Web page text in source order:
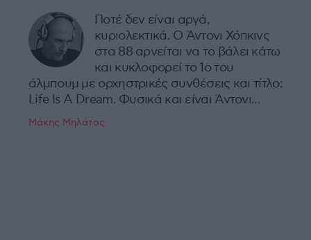
Ποτέ δεν είναι αργά,
κυριολεκτικά. Ο Άντονι Χόπκινς
στα 88 αρνείται να το βάλει κάτω
και κυκλοφορεί το 1ο του
άλμπουμ με ορχηστρικές συνθέσεις και τίτλο:
Life Is A Dream. Φυσικά και είναι Άντονι...
Μάκης Μηλάτος